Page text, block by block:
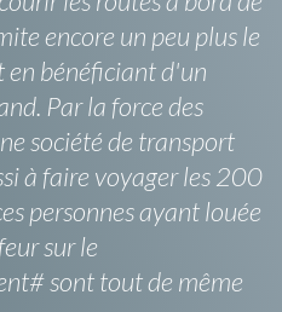
encore un peu plus le
bénéficiant d'un
Par la force des
société de transport
à faire voyager les 200
personnes ayant louée
sur le
sont tout de même